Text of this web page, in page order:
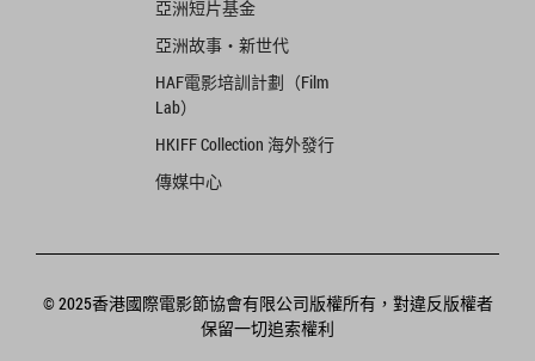
亞洲短片基金
亞洲故事‧新世代
HAF電影培訓計劃（Film
Lab）
HKIFF Collection 海外發行
傳媒中心
© 2025香港國際電影節協會有限公司版權所有，對違反版權者
保留一切追索權利